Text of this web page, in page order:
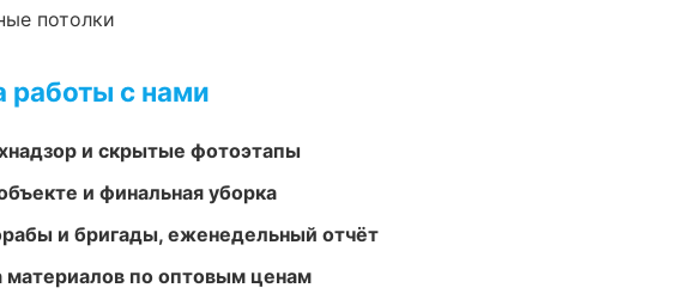
потолки
с нами
и скрытые фотоэтапы
и финальная уборка
и бригады, еженедельный отчёт
материалов по оптовым ценам